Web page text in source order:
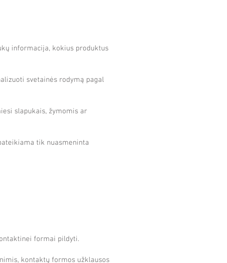
informacija, kokius produktus
svetainės rodymą pagal
slapukais, žymomis ar
tik nuasmeninta
formai pildyti.
kontaktų formos užklausos